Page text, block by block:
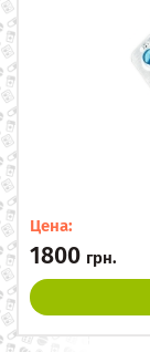
Цена:
1800 грн.